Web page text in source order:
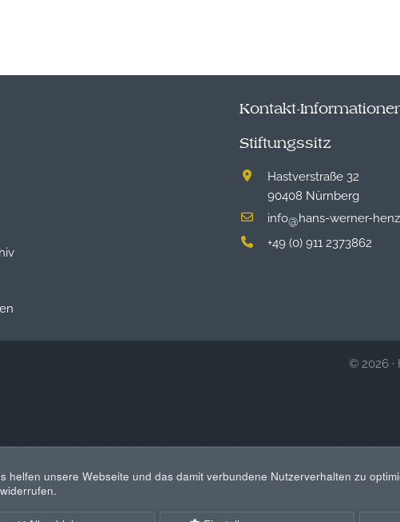
Kontakt-
Stiftungssitz
Hastverstraße 32
90408 Nürnberg
info@hans-werner-
+49 (0) 911 2373862
© 2026 ·
unsere Webseite und das damit verbundene Nutzerverhalten zu